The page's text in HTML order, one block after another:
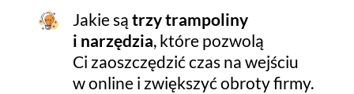
Jakie są trzy trampoliny
i narzędzia, które pozwolą
Ci zaoszczędzić czas na wejściu
w online i zwiększyć obroty firmy.